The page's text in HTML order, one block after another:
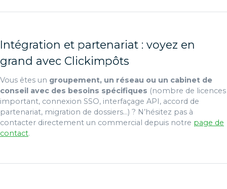
Intégration et partenariat : voyez en
grand avec Clickimpôts
Vous êtes un groupement, un réseau ou un cabinet de
conseil avec des besoins spécifiques (nombre de licences
important, connexion SSO, interfaçage API, accord de
partenariat, migration de dossiers…) ? N’hésitez pas à
contacter directement un commercial depuis notre page de
contact.